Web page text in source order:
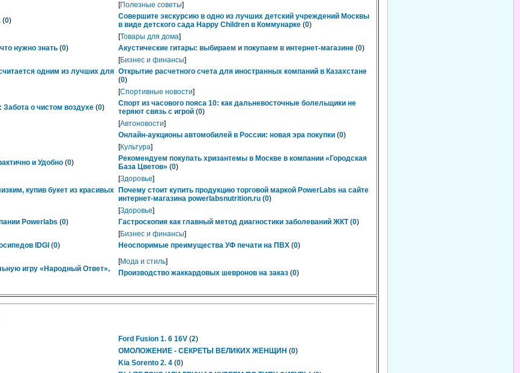
(0)
[Полезные советы]
Совершите экскурсию в одно из лучших детский учреждений Москвы
в виде детского сада Happy Children в Коммунарке (0)
нужно знать (0)
[Товары для дома]
Акустические гитары: выбираем и покупаем в интернет-магазине (0)
одним из лучших для
[Бизнес и финансы]
Открытие расчетного счета для иностранных компаний в Казахстане
(0)
о чистом воздухе (0)
[Спортивные новости]
Спорт из часового пояса 10: как дальневосточные болельщики не
теряют связь с игрой (0)
[Автоновости]
Онлайн-аукционы автомобилей в России: новая эра покупки (0)
и Удобно (0)
[Культура]
Рекомендуем покупать хризантемы в Москве в компании «Городская
База Цветов» (0)
купив букет из красивых
[Здоровье]
Почему стоит купить продукцию торговой маркой PowerLabs на сайте
интернет-магазина powerlabsnutrition.ru (0)
Powerlabs (0)
[Здоровье]
Гастроскопия как главный метод диагностики заболеваний ЖКТ (0)
IDGI (0)
[Бизнес и финансы]
Неоспоримые преимущества УФ печати на ПВХ (0)
игру «Народный Ответ»,
[Мода и стиль]
Производство жаккардовых шевронов на заказ (0)
Ford Fusion 1. 6 16V (2)
ОМОЛОЖЕНИЕ - СЕКРЕТЫ ВЕЛИКИХ ЖЕНЩИН (0)
Kia Sorento 2. 4 (0)